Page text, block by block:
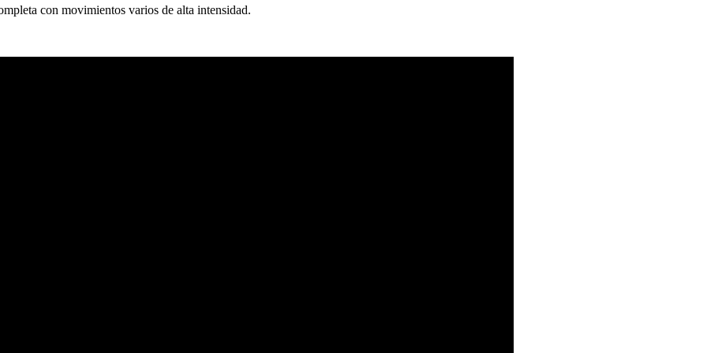
con movimientos varios de alta intensidad.